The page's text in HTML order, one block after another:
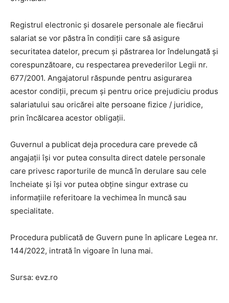
Registrul electronic și dosarele personale ale fiecărui
salariat se vor păstra în condiții care să asigure
securitatea datelor, precum și păstrarea lor îndelungată și
corespunzătoare, cu respectarea prevederilor Legii nr.
677/2001. Angajatorul răspunde pentru asigurarea
acestor condiții, precum și pentru orice prejudiciu produs
salariatului sau oricărei alte persoane fizice / juridice,
prin încălcarea acestor obligații.
Guvernul a publicat deja procedura care prevede că
angajații își vor putea consulta direct datele personale
care privesc raporturile de muncă în derulare sau cele
încheiate și își vor putea obține singur extrase cu
informațiile referitoare la vechimea în muncă sau
specialitate.
Procedura publicată de Guvern pune în aplicare Legea nr.
144/2022, intrată în vigoare în luna mai.
Sursa: evz.ro